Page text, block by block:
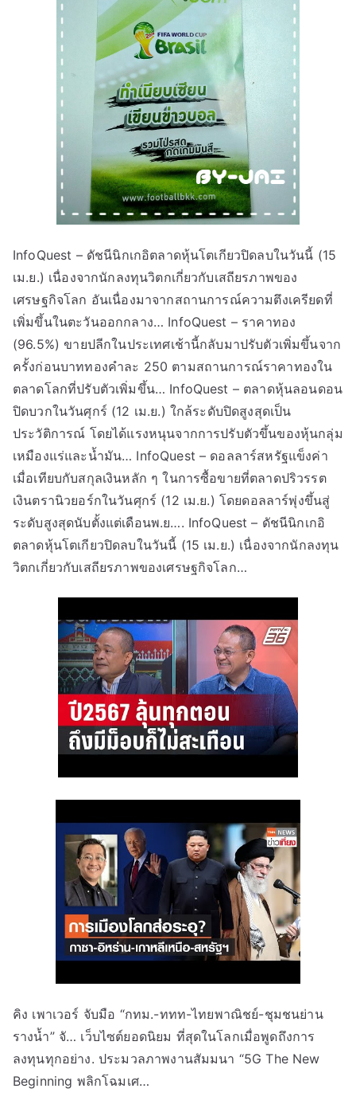
InfoQuest – ดัชนีนิกเกอิตลาดหุ้นโตเกียวปิดลบในวันนี้ (15
เม.ย.) เนื่องจากนักลงทุนวิตกเกี่ยวกับเสถียรภาพของ
เศรษฐกิจโลก อันเนื่องมาจากสถานการณ์ความตึงเครียดที่
เพิ่มขึ้นในตะวันออกกลาง… InfoQuest – ราคาทอง
(96.5%) ขายปลีกในประเทศเช้านี้กลับมาปรับตัวเพิ่มขึ้นจาก
ครั้งก่อนบาททองคำละ 250 ตามสถานการณ์ราคาทองใน
ตลาดโลกที่ปรับตัวเพิ่มขึ้น… InfoQuest – ตลาดหุ้นลอนดอน
ปิดบวกในวันศุกร์ (12 เม.ย.) ใกล้ระดับปิดสูงสุดเป็น
ประวัติการณ์ โดยได้แรงหนุนจากการปรับตัวขึ้นของหุ้นกลุ่ม
เหมืองแร่และน้ำมัน… InfoQuest – ดอลลาร์สหรัฐแข็งค่า
เมื่อเทียบกับสกุลเงินหลัก ๆ ในการซื้อขายที่ตลาดปริวรรต
เงินตรานิวยอร์กในวันศุกร์ (12 เม.ย.) โดยดอลลาร์พุ่งขึ้นสู่
ระดับสูงสุดนับตั้งแต่เดือนพ.ย…. InfoQuest – ดัชนีนิกเกอิ
ตลาดหุ้นโตเกียวปิดลบในวันนี้ (15 เม.ย.) เนื่องจากนักลงทุน
วิตกเกี่ยวกับเสถียรภาพของเศรษฐกิจโลก…
คิง เพาเวอร์ จับมือ “กทม.-ททท-ไทยพาณิชย์-ชุมชนย่าน
รางน้ำ” จั… เว็บไซต์ยอดนิยม ที่สุดในโลกเมื่อพูดถึงการ
ลงทุนทุกอย่าง. ประมวลภาพงานสัมมนา “5G The New
Beginning พลิกโฉมเศ…